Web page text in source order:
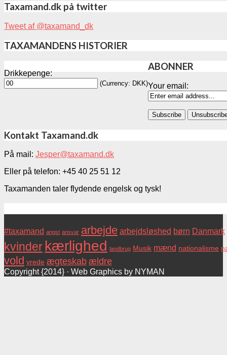
Taxamand.dk på twitter
Tweet af @taxamand_dk
TAXAMANDENS HISTORIER
Drikkepenge:
(Currency: DKK)
ABONNER
Your email:
Kontakt Taxamand.dk
På mail: Jesper@taxamand.dk
Eller på telefon: +45 40 25 51 12
Taxamanden taler flydende engelsk og tysk!
#taxamand angst ansvar arbejde arbejdsløshed børn Danmark
kvinder kærlighed landbrug Musik mænd nationalisme
vold vrede ægteskabældre
Copyright {2014} · Web Graphics by NYMAN